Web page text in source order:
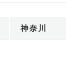
神奈川